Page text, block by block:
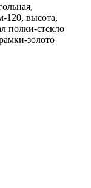
120, высота,
полки-стекло
золото